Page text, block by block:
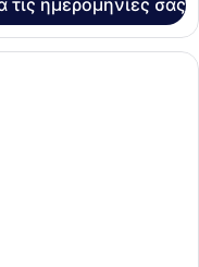
τις ημερομηνίες σας
δωμάτιο